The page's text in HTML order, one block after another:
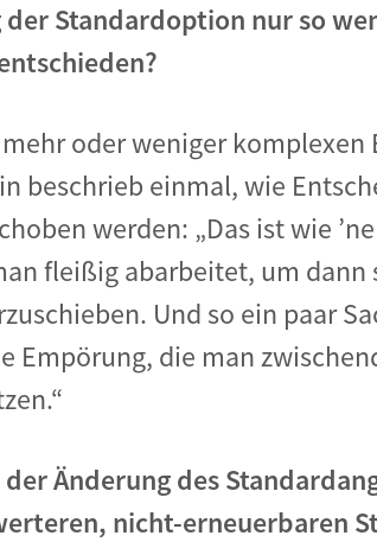
Standardoption nur so
oder weniger komplexen
beschrieb einmal, wie
werden: „Das ist wie
fleißig abarbeitet, um dann
Und so ein paar
die man
Änderung des
nicht-erneuerbaren